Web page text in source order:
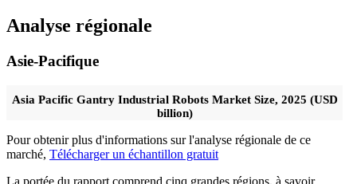
Analyse régionale
Asie-Pacifique
Asia Pacific Gantry Industrial Robots Market Size, 2025 (USD
billion)
Pour obtenir plus d'informations sur l'analyse régionale de ce
marché, Télécharger un échantillon gratuit
La portée du rapport comprend cinq grandes régions, à savoir